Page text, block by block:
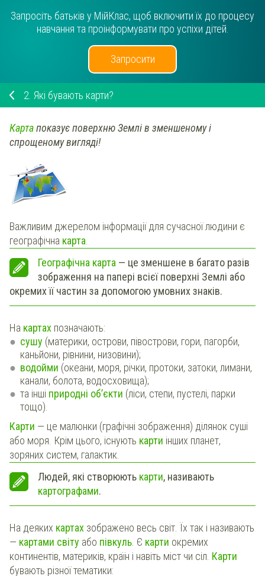
Запросіть батьків у МійКлас, щоб включити їх до процесу
навчання та проінформувати про успіхи дітей.
Запросити
2. Які бувають карти?
Картапоказує поверхню Землі в зменшеному і
спрощеному вигляді!
Важливим джерелом інформації для сучасної людини є
географічна карта.
Географічна карта — це зменшене в багато разів
зображення на папері всієї поверхні Землі або
окремих її частин за допомогою умовних знаків.
На картах позначають:
сушу (материки, острови, півострови, гори, пагорби,
каньйони, рівнини, низовини);
водойми (океани, моря, річки, протоки, затоки, лимани,
канали, болота, водосховища);
та інші природні об’єкти (ліси, степи, пустелі, парки
тощо).
Карти — це малюнки (графічні зображення) ділянок суші
або моря. Крім цього, існують карти інших планет,
зоряних систем, галактик.
Людей, які створюють карти, називають
картографами.
На деяких картах зображено весь світ. Їх так і називають
— картами світу або півкуль. Є карти окремих
континентів, материків, країн і навіть міст чи сіл. Карти
бувають різної тематики: